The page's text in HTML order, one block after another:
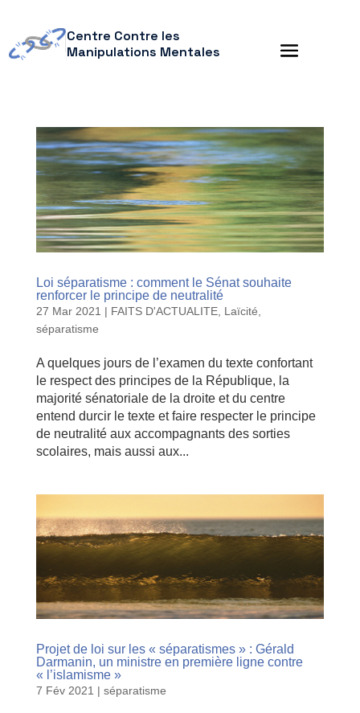
Centre Contre les
Manipulations Mentales
Loi séparatisme : comment le Sénat souhaite
renforcer le principe de neutralité
27 Mar 2021 | FAITS D'ACTUALITE, Laïcité
séparatisme
A quelques jours de l’examen du texte confortant
le respect des principes de la République, la
majorité sénatoriale de la droite et du centre
entend durcir le texte et faire respecter le principe
de neutralité aux accompagnants des sorties
scolaires, mais aussi aux...
Projet de loi sur les « séparatismes » : Gérald
Darmanin, un ministre en première ligne contre
« l’islamisme »
7 Fév 2021 | séparatisme